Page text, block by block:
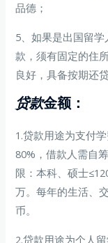
品德；
5、如果是出国留
款，须有固定的住
良好，具备按期还
贷款金额：
1.贷款用途为支付
80%，借款人需自
限：本科、硕士
万。每年的生活、
币。
2.贷款用途为个人